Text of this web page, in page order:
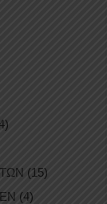
(15)
(4)